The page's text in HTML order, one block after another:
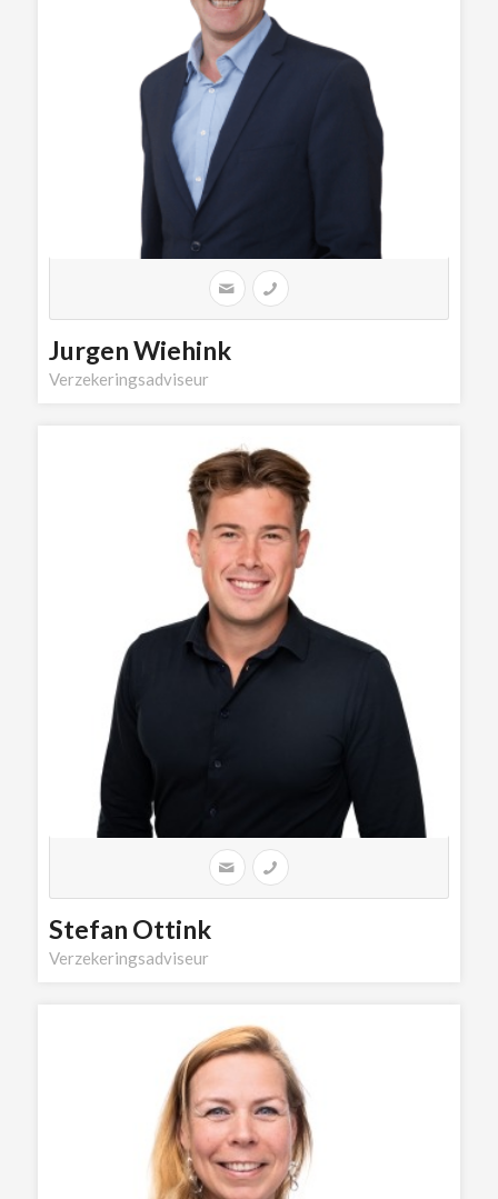
Jurgen Wiehink
Verzekeringsadviseur
Stefan Ottink
Verzekeringsadviseur